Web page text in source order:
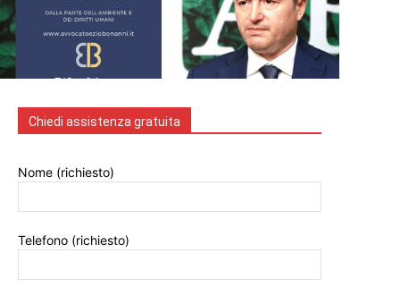
Chiedi assistenza gratuita
Nome (richiesto)
Telefono (richiesto)